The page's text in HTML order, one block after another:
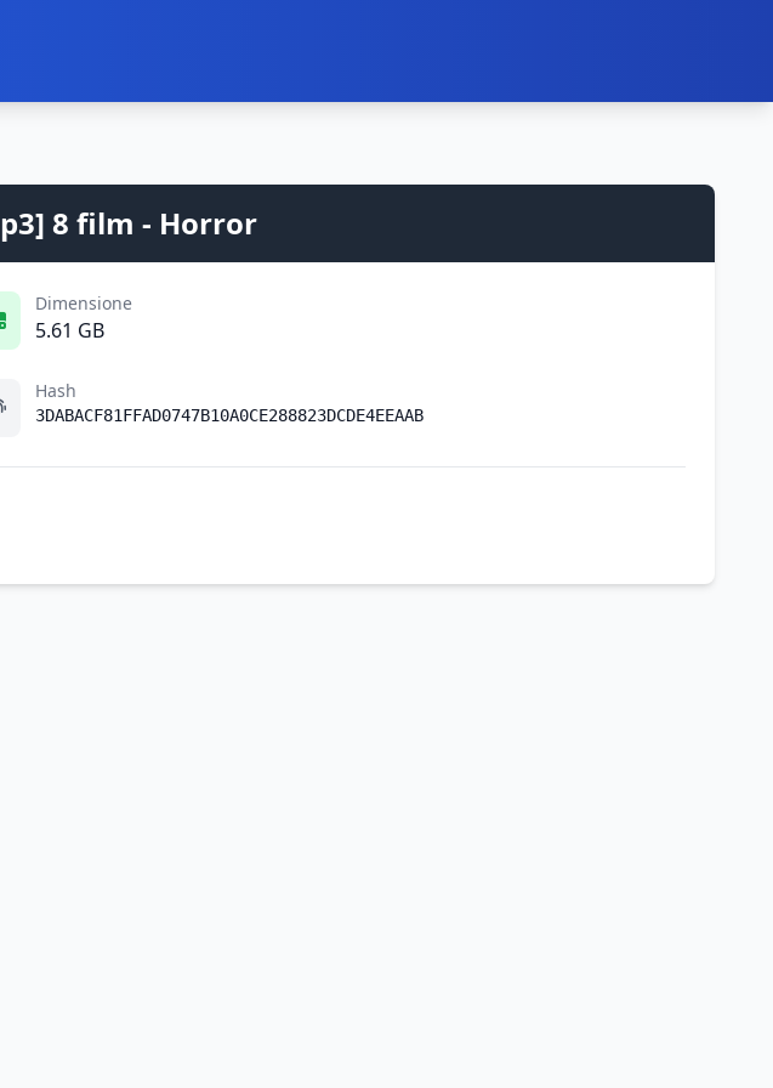
8 film - Horror
Dimensione
5.61 GB
Hash
3DABACF81FFAD0747B10A0CE288823DCDE4EEAAB